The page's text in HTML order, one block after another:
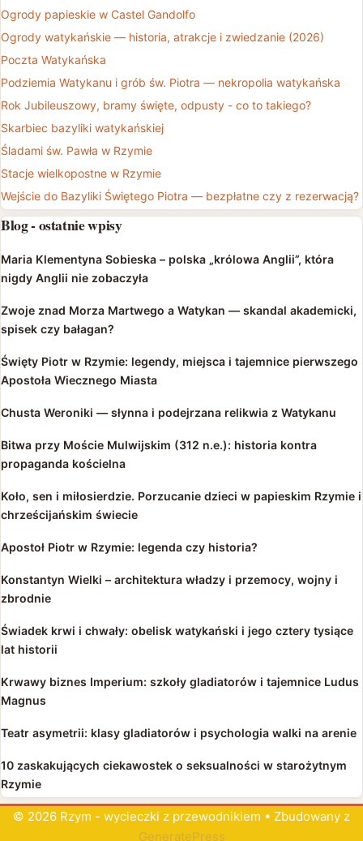
Ogrody papieskie w Castel Gandolfo
Ogrody watykańskie — historia, atrakcje i zwiedzanie (2026)
Poczta Watykańska
Podziemia Watykanu i grób św. Piotra — nekropolia watykańska
Rok Jubileuszowy, bramy święte, odpusty - co to takiego?
Skarbiec bazyliki watykańskiej
Śladami św. Pawła w Rzymie
Stacje wielkopostne w Rzymie
Wejście do Bazyliki Świętego Piotra — bezpłatne czy z rezerwacją?
Blog - ostatnie wpisy
Maria Klementyna Sobieska – polska „królowa Anglii”, która
nigdy Anglii nie zobaczyła
Zwoje znad Morza Martwego a Watykan — skandal akademicki,
spisek czy bałagan?
Święty Piotr w Rzymie: legendy, miejsca i tajemnice pierwszego
Apostoła Wiecznego Miasta
Chusta Weroniki — słynna i podejrzana relikwia z Watykanu
Bitwa przy Moście Mulwijskim (312 n.e.): historia kontra
propaganda kościelna
Koło, sen i miłosierdzie. Porzucanie dzieci w papieskim Rzymie i
chrześcijańskim świecie
Apostoł Piotr w Rzymie: legenda czy historia?
Konstantyn Wielki – architektura władzy i przemocy, wojny i
zbrodnie
Świadek krwi i chwały: obelisk watykański i jego cztery tysiące
lat historii
Krwawy biznes Imperium: szkoły gladiatorów i tajemnice Ludus
Magnus
Teatr asymetrii: klasy gladiatorów i psychologia walki na arenie
10 zaskakujących ciekawostek o seksualności w starożytnym
Rzymie
© 2026 Rzym - wycieczki z przewodnikiem • Zbudowany z
GeneratePress